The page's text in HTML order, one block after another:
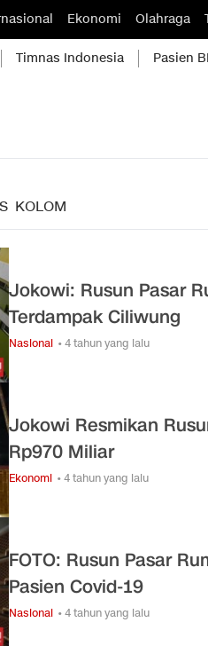
Ekonomi Olahraga
Timnas Indonesia Pasien
KOLOM
Jokowi: Rusun Pasar
Terdampak Ciliwung
Nasional • 4 tahun yang lalu
Jokowi Resmikan
Rp970 Miliar
Ekonomi • 4 tahun yang lalu
FOTO: Rusun Pasar
Pasien Covid-19
Nasional • 4 tahun yang lalu